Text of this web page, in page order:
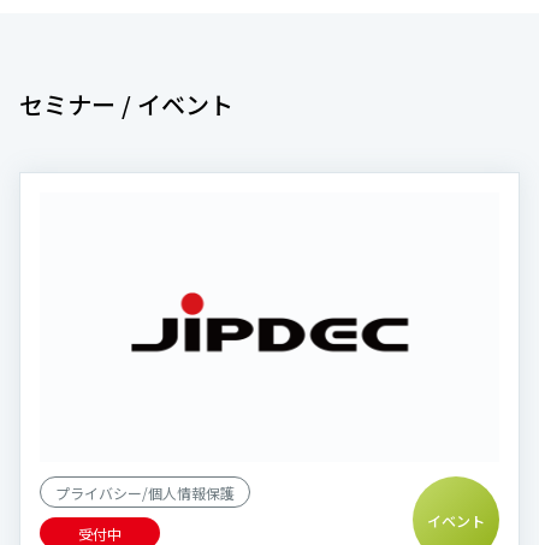
セミナー / イベント
プライバシー/個人情報保護
受付中
イベント